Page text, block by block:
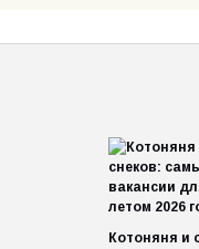
Котоняня и